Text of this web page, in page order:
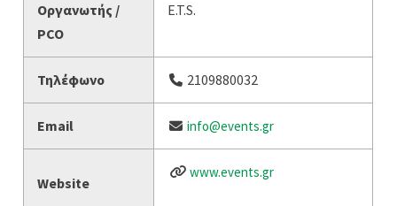
Οργανωτής /
PCO
E.T.S.
Τηλέφωνο 2109880032
Email info@events.gr
Website
www.events.gr